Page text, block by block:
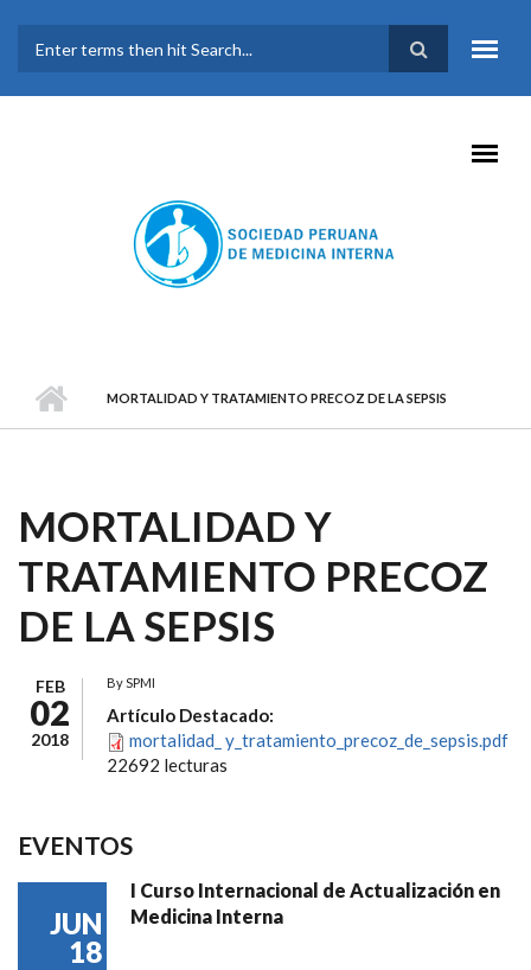
FORMULARIO DE
BÚSQUEDA
MORTALIDAD Y TRATAMIENTO PRECOZ DE LA SEPSIS
MORTALIDAD Y
TRATAMIENTO PRECOZ
DE LA SEPSIS
FEB
02
2018
BySPMI
Artículo Destacado:
mortalidad_ y_tratamiento_precoz_de_sepsis.pdf
22692 lecturas
EVENTOS
JUN
18
I Curso Internacional de Actualización en
Medicina Interna